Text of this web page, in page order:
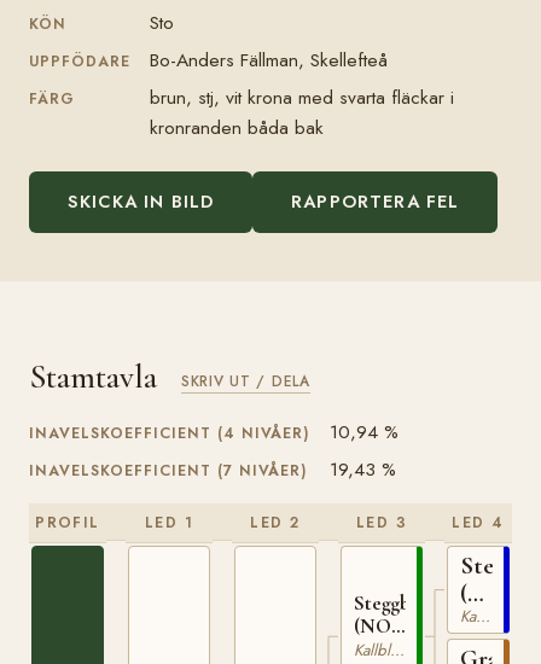
KÖN Sto
UPPFÖDARE Bo-Anders Fällman, Skellefteå
FÄRG
brun, stj, vit krona med svarta fläckar i
kronranden båda bak
SKICKA IN BILD RAPPORTERA FEL
Stamtavla SKRIV UT / DELA
INAVELSKOEFFICIENT (4 NIVÅER) 10,94 %
INAVELSKOEFFICIENT (7 NIVÅER) 19,43 %
PROFIL LED 1 LED 2 LED 3
Steggbest
(NO)
T-233Kallblodig Travare
LED 4
Stegg
(NO)
T-
169
Kallblodig Travare